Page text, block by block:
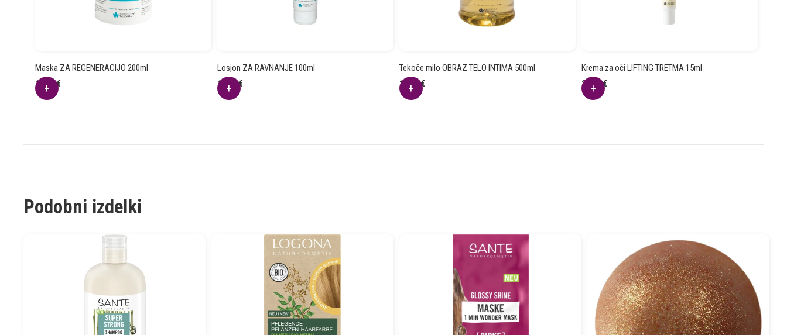
Maska ZA REGENERACIJO 200ml
16.59€
Losjon ZA RAVNANJE 100ml
12.11€
Tekoče milo OBRAZ TELO INTIMA 500ml
15.24€
Krema za oči LIFTING TRETMA 15ml
21.82€
Podobni izdelki